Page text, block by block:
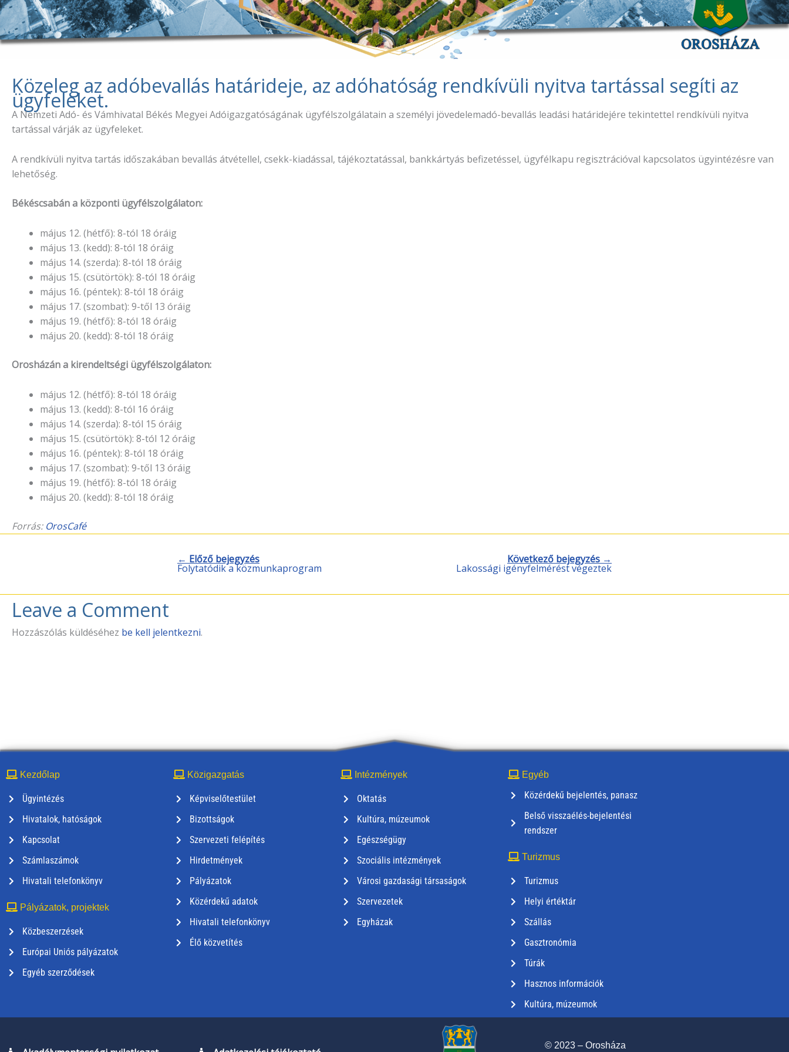
Közeleg az adóbevallás határideje, az adóhatóság rendkívüli nyitva tartással segíti az
ügyfeleket.
A Nemzeti Adó- és Vámhivatal Békés Megyei Adóigazgatóságának ügyfélszolgálatain a személyi jövedelemadó-bevallás leadási határidejére tekintettel rendkívüli nyitva
tartással várják az ügyfeleket.
A rendkívüli nyitva tartás időszakában bevallás átvétellel, csekk-kiadással, tájékoztatással, bankkártyás befizetéssel, ügyfélkapu regisztrációval kapcsolatos ügyintézésre van
lehetőség.
Békéscsabán a központi ügyfélszolgálaton:
május 12. (hétfő): 8-tól 18 óráig
május 13. (kedd): 8-tól 18 óráig
május 14. (szerda): 8-tól 18 óráig
május 15. (csütörtök): 8-tól 18 óráig
május 16. (péntek): 8-tól 18 óráig
május 17. (szombat): 9-től 13 óráig
május 19. (hétfő): 8-tól 18 óráig
május 20. (kedd): 8-tól 18 óráig
Orosházán a kirendeltségi ügyfélszolgálaton:
május 12. (hétfő): 8-tól 18 óráig
május 13. (kedd): 8-tól 16 óráig
május 14. (szerda): 8-tól 15 óráig
május 15. (csütörtök): 8-tól 12 óráig
május 16. (péntek): 8-tól 18 óráig
május 17. (szombat): 9-től 13 óráig
május 19. (hétfő): 8-tól 18 óráig
május 20. (kedd): 8-tól 18 óráig
Forrás: OrosCafé
← Előző bejegyzés
Folytatódik a közmunkaprogram
Következő bejegyzés →
Lakossági igényfelmérést végeztek
Leave a Comment
Hozzászólás küldéséhez be kell jelentkezni.
Kezdőlap
Ügyintézés
Hivatalok, hatóságok
Kapcsolat
Számlaszámok
Hivatali telefonkönyv
Pályázatok, projektek
Közbeszerzések
Európai Uniós pályázatok
Egyéb szerződések
Közigazgatás
Képviselőtestület
Bizottságok
Szervezeti felépítés
Hirdetmények
Pályázatok
Közérdekű adatok
Hivatali telefonkönyv
Élő közvetítés
Intézmények
Oktatás
Kultúra, múzeumok
Egészségügy
Szociális intézmények
Városi gazdasági társaságok
Szervezetek
Egyházak
Egyéb
Közérdekű bejelentés, panasz
Belső visszaélés-bejelentési
rendszer
Turizmus
Turizmus
Helyi értéktár
Szállás
Gasztronómia
Túrák
Hasznos információk
Kultúra, múzeumok
© 2023 – Orosháza